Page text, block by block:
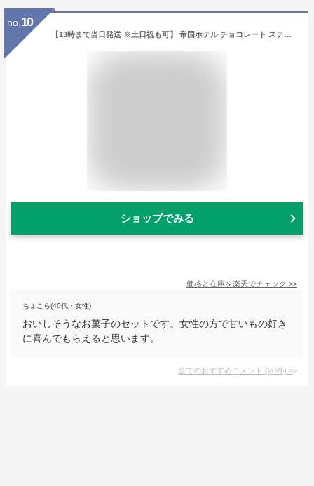
no. 10
【13時まで当日発送 ※土日祝も可】 帝国ホテル チョコレート スティック&プレート(TA-35) ギフトセット お中元 チョコ ギフト 個包装 ギフトラッピング スイーツ お配り お返し 内祝い 結婚祝い 出産祝い 結婚内祝い おしゃれ 高級 人気 贈り物 本命 義理 あす楽 最強配送
ショップでみる
価格と在庫を楽天でチェック >>
ちょこら(40代・女性)
おいしそうなお菓子のセットです。女性の方で甘いもの好き
に喜んでもらえると思います。
全てのおすすめコメント (20件) >